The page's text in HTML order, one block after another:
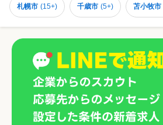
札幌市 (15+) 千歳市 (5+) 苫小牧市